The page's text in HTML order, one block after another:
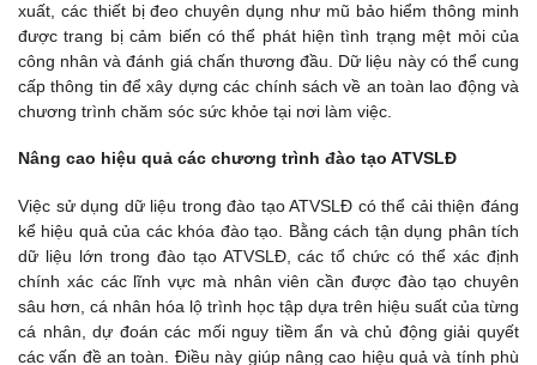
xuất, các thiết bị đeo chuyên dụng như mũ bảo hiểm thông minh
được trang bị cảm biến có thể phát hiện tình trạng mệt mỏi của
công nhân và đánh giá chấn thương đầu. Dữ liệu này có thể cung
cấp thông tin để xây dựng các chính sách về an toàn lao động và
chương trình chăm sóc sức khỏe tại nơi làm việc.
Nâng cao hiệu quả các chương trình đào tạo ATVSLĐ
Việc sử dụng dữ liệu trong đào tạo ATVSLĐ có thể cải thiện đáng
kể hiệu quả của các khóa đào tạo. Bằng cách tận dụng phân tích
dữ liệu lớn trong đào tạo ATVSLĐ, các tổ chức có thể xác định
chính xác các lĩnh vực mà nhân viên cần được đào tạo chuyên
sâu hơn, cá nhân hóa lộ trình học tập dựa trên hiệu suất của từng
cá nhân, dự đoán các mối nguy tiềm ẩn và chủ động giải quyết
các vấn đề an toàn. Điều này giúp nâng cao hiệu quả và tính phù